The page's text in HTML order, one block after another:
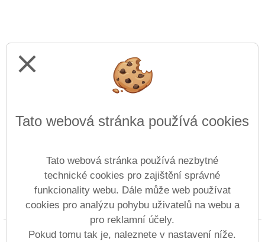
Prohlášení o přístupnosti Mapa webu Cookies
Copyright © 2022 - 2023 ZŠ Revoluční &
close
Tato webová stránka používá cookies
Tato webová stránka používá nezbytné
technické cookies pro zajištění správné
funkcionality webu. Dále může web používat
cookies pro analýzu pohybu uživatelů na webu a
pro reklamní účely.
Pokud tomu tak je, naleznete v nastavení níže.